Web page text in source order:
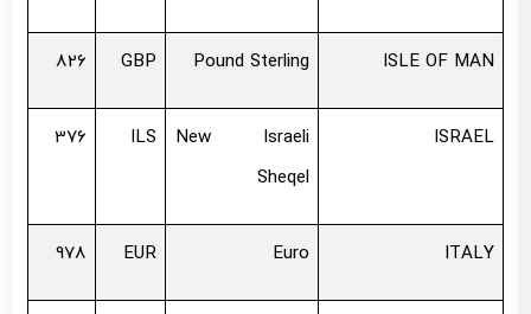
ISLE OF MAN
Pound Sterling
GBP
826
ISRAEL
New Israeli
Sheqel
ILS
376
ITALY
Euro
EUR
978